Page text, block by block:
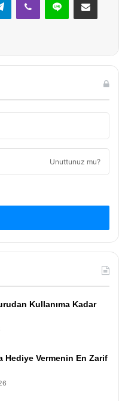
Unuttunuz mu?
Kullanıma Kadar
Hediye Vermenin En Zarif